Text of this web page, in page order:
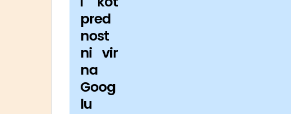
pred
nost
ni vir
na
Goog
lu